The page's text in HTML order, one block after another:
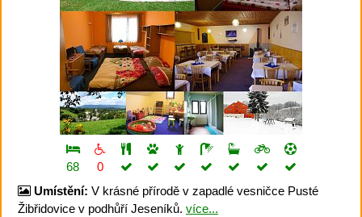
68
0
Umístění: V krásné přírodě v zapadlé vesničce Pusté
Žibřidovice v podhůří Jeseníků. více...